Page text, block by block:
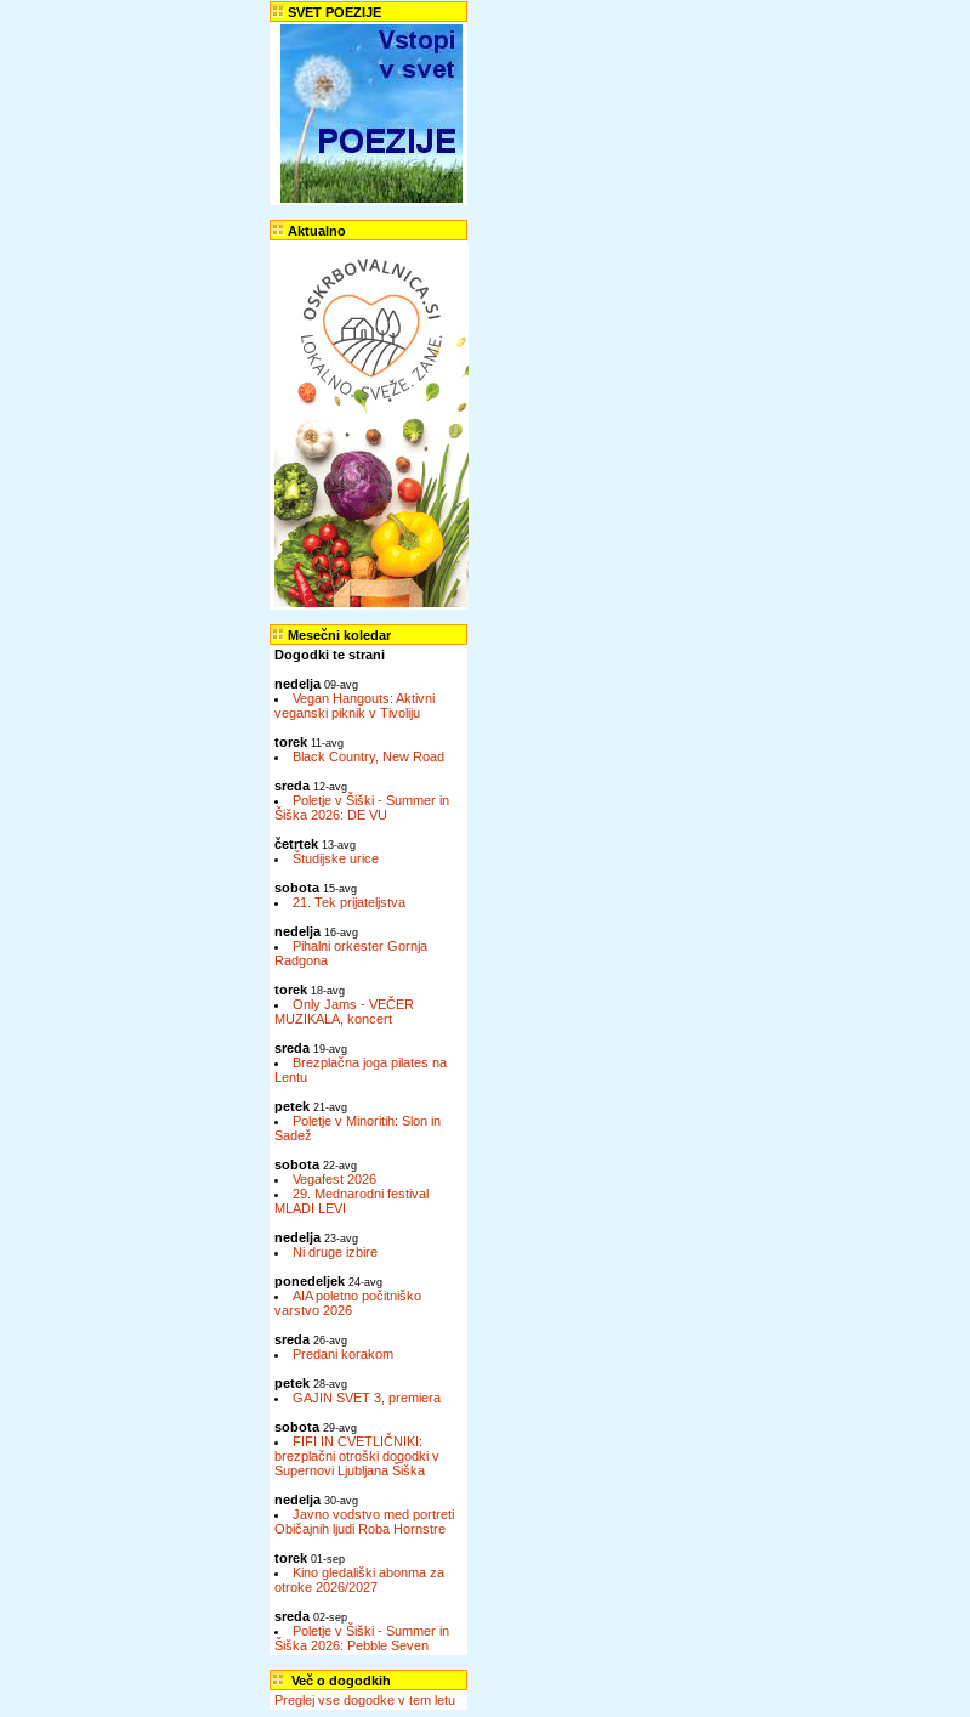
SVET POEZIJE
Aktualno
Mesečni koledar
Dogodki te strani
nedelja 09-avg
Vegan Hangouts: Aktivni
veganski piknik v Tivoliju
torek 11-avg
Black Country, New Road
sreda 12-avg
Poletje v Šiški - Summer in
Šiška 2026: DE VU
četrtek 13-avg
Študijske urice
sobota 15-avg
21. Tek prijateljstva
nedelja 16-avg
Pihalni orkester Gornja
Radgona
torek 18-avg
Only Jams - VEČER
MUZIKALA, koncert
sreda 19-avg
Brezplačna joga pilates na
Lentu
petek 21-avg
Poletje v Minoritih: Slon in
Sadež
sobota 22-avg
Vegafest 2026
29. Mednarodni festival
MLADI LEVI
nedelja 23-avg
Ni druge izbire
ponedeljek 24-avg
AIA poletno počitniško
varstvo 2026
sreda 26-avg
Predani korakom
petek 28-avg
GAJIN SVET 3, premiera
sobota 29-avg
FIFI IN CVETLIČNIKI:
brezplačni otroški dogodki v
Supernovi Ljubljana Šiška
nedelja 30-avg
Javno vodstvo med portreti
Običajnih ljudi Roba Hornstre
torek 01-sep
Kino gledališki abonma za
otroke 2026/2027
sreda 02-sep
Poletje v Šiški - Summer in
Šiška 2026: Pebble Seven
Več o dogodkih
Preglej vse dogodke v tem letu